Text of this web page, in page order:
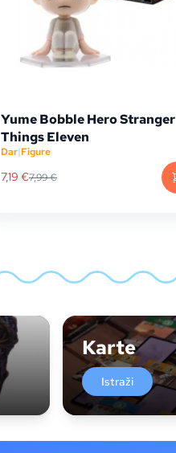
Yume Bobble Hero Stranger
Things Eleven
Dar|Figure
7,19 €7,99€
Karte
Istraži